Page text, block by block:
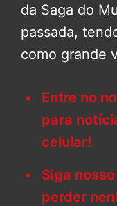
da Saga do
passada,
como grande
Entre no
para
celular!
Siga
perder